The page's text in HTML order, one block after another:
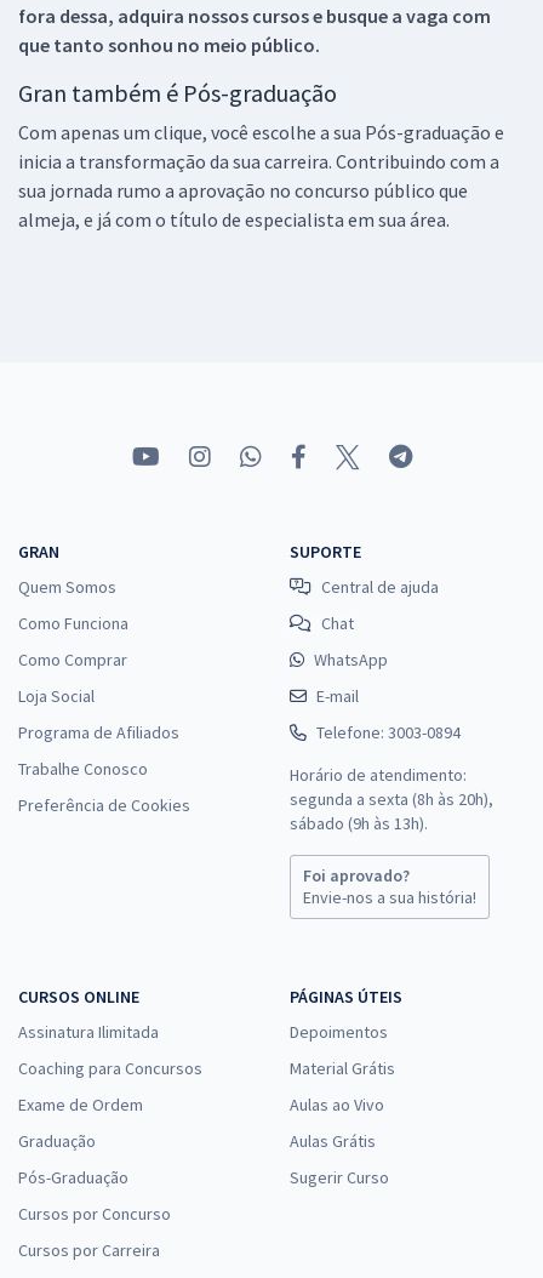
fora dessa, adquira nossos cursos e busque a vaga com
que tanto sonhou no meio público.
Gran também é Pós-graduação
Com apenas um clique, você escolhe a sua Pós-graduação e
inicia a transformação da sua carreira. Contribuindo com a
sua jornada rumo a aprovação no concurso público que
almeja, e já com o título de especialista em sua área.
GRAN
Quem Somos
Como Funciona
Como Comprar
Loja Social
Programa de Afiliados
Trabalhe Conosco
Preferência de Cookies
SUPORTE
Central de ajuda
Chat
WhatsApp
E-mail
Telefone: 3003-0894
Horário de atendimento:
segunda a sexta (8h às 20h),
sábado (9h às 13h).
Foi aprovado?
Envie-nos a sua história!
CURSOS ONLINE
Assinatura Ilimitada
Coaching para Concursos
Exame de Ordem
Graduação
Pós-Graduação
Cursos por Concurso
Cursos por Carreira
PÁGINAS ÚTEIS
Depoimentos
Material Grátis
Aulas ao Vivo
Aulas Grátis
Sugerir Curso